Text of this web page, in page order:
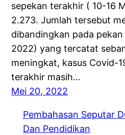
sepekan terakhir ( 10-16
2.273. Jumlah tersebut
dibandingkan pada
2022) yang tercatat
meningkat, kasus Covid-
terakhir masih…
Mei 20, 2022
Pembahasan Seputar
Dan Pendidikan